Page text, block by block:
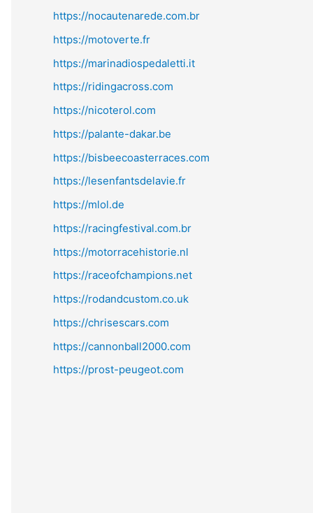
https://nocautenarede.com.br
https://motoverte.fr
https://marinadiospedaletti.it
https://ridingacross.com
https://nicoterol.com
https://palante-dakar.be
https://bisbeecoasterraces.com
https://lesenfantsdelavie.fr
https://mlol.de
https://racingfestival.com.br
https://motorracehistorie.nl
https://raceofchampions.net
https://rodandcustom.co.uk
https://chrisescars.com
https://cannonball2000.com
https://prost-peugeot.com